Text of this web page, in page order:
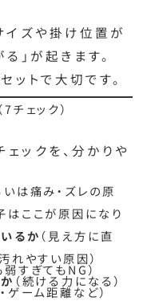
イズや掛け位置が
」が起きます。
ットで大切です。
ェック）
ックを、分かりや
いは痛み・ズレの原
はここが原因になり
るか （見え方に直
れやすい原因）
すぎてもNG）
（続ける力になる）
ゲーム距離など）